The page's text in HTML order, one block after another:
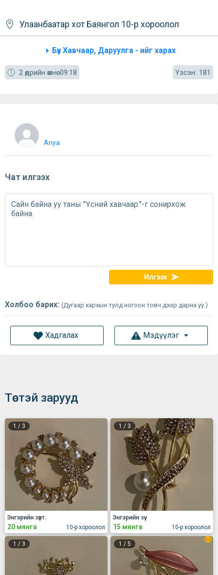
Улаанбаатар хот Баянгол 10-р хороолол
Бүх Хавчаар, Даруулга - ийг харах
2 өдрийн өмнө 09:18 Үзсэн: 181
Anya
Чат илгээх
Илгээх
Холбоо барих: (Дугаар хархын тулд ногоон товч дээр дарна уу.)
Хадгалах Мэдүүлэг
Төстэй зарууд
1 / 3
10-р хороолол
Энгэрийн зүүлт.
20 мянга
1 / 3
10-р хороолол
Энгэрийн зүү.
15 мянга
1 / 3 1 / 5